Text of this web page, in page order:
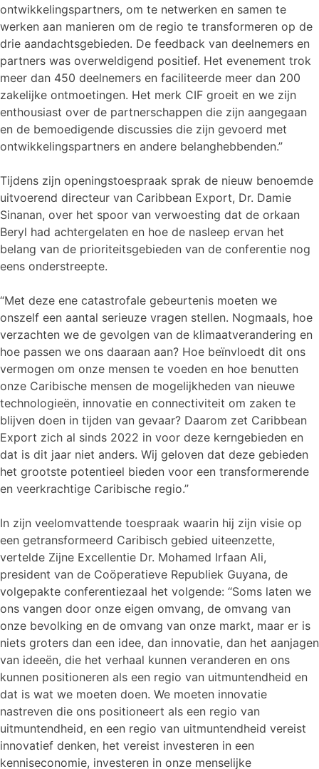
ontwikkelingspartners, om te netwerken en samen te
werken aan manieren om de regio te transformeren op de
drie aandachtsgebieden. De feedback van deelnemers en
partners was overweldigend positief. Het evenement trok
meer dan 450 deelnemers en faciliteerde meer dan 200
zakelijke ontmoetingen. Het merk CIF groeit en we zijn
enthousiast over de partnerschappen die zijn aangegaan
en de bemoedigende discussies die zijn gevoerd met
ontwikkelingspartners en andere belanghebbenden.”
Tijdens zijn openingstoespraak sprak de nieuw benoemde
uitvoerend directeur van Caribbean Export, Dr. Damie
Sinanan, over het spoor van verwoesting dat de orkaan
Beryl had achtergelaten en hoe de nasleep ervan het
belang van de prioriteitsgebieden van de conferentie nog
eens onderstreepte.
“Met deze ene catastrofale gebeurtenis moeten we
onszelf een aantal serieuze vragen stellen. Nogmaals, hoe
verzachten we de gevolgen van de klimaatverandering en
hoe passen we ons daaraan aan? Hoe beïnvloedt dit ons
vermogen om onze mensen te voeden en hoe benutten
onze Caribische mensen de mogelijkheden van nieuwe
technologieën, innovatie en connectiviteit om zaken te
blijven doen in tijden van gevaar? Daarom zet Caribbean
Export zich al sinds 2022 in voor deze kerngebieden en
dat is dit jaar niet anders. Wij geloven dat deze gebieden
het grootste potentieel bieden voor een transformerende
en veerkrachtige Caribische regio.”
In zijn veelomvattende toespraak waarin hij zijn visie op
een getransformeerd Caribisch gebied uiteenzette,
vertelde Zijne Excellentie Dr. Mohamed Irfaan Ali,
president van de Coöperatieve Republiek Guyana, de
volgepakte conferentiezaal het volgende: “Soms laten we
ons vangen door onze eigen omvang, de omvang van
onze bevolking en de omvang van onze markt, maar er is
niets groters dan een idee, dan innovatie, dan het aanjagen
van ideeën, die het verhaal kunnen veranderen en ons
kunnen positioneren als een regio van uitmuntendheid en
dat is wat we moeten doen. We moeten innovatie
nastreven die ons positioneert als een regio van
uitmuntendheid, en een regio van uitmuntendheid vereist
innovatief denken, het vereist investeren in een
kenniseconomie, investeren in onze menselijke